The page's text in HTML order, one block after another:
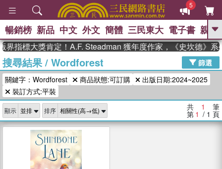
5
GO
熱搜： 高希均教授回憶錄
、 The Odyssey 、 父親節 、 如果歷
史是一群喵 、 暑期推薦 、 國際布克
登輝時代 、 數學女孩：黎曼猜想 、
偉大的迷走神經
暢銷榜 新品 中文 外文 簡體 三民東大 電子書 親子
界指標大獎肯定！A.F. Steadman 獲年度作家，《史坎德》系
搜尋結果/ Wordforest
篩選
關鍵字：Wordforest
商品狀態:可訂購
出版日期:2024~2025
裝訂方式:平裝
顯示 排序 共 1 筆
第 1 / 1 頁